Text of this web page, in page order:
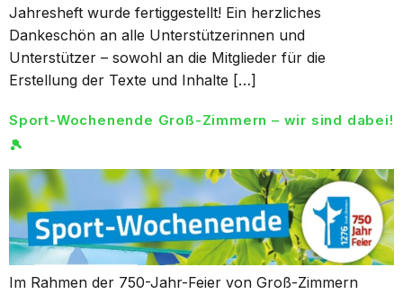
Jahresheft wurde fertiggestellt! Ein herzliches
Dankeschön an alle Unterstützerinnen und
Unterstützer – sowohl an die Mitglieder für die
Erstellung der Texte und Inhalte […]
Sport-Wochenende Groß-Zimmern – wir sind dabei!
🎾
Im Rahmen der 750-Jahr-Feier von Groß-Zimmern